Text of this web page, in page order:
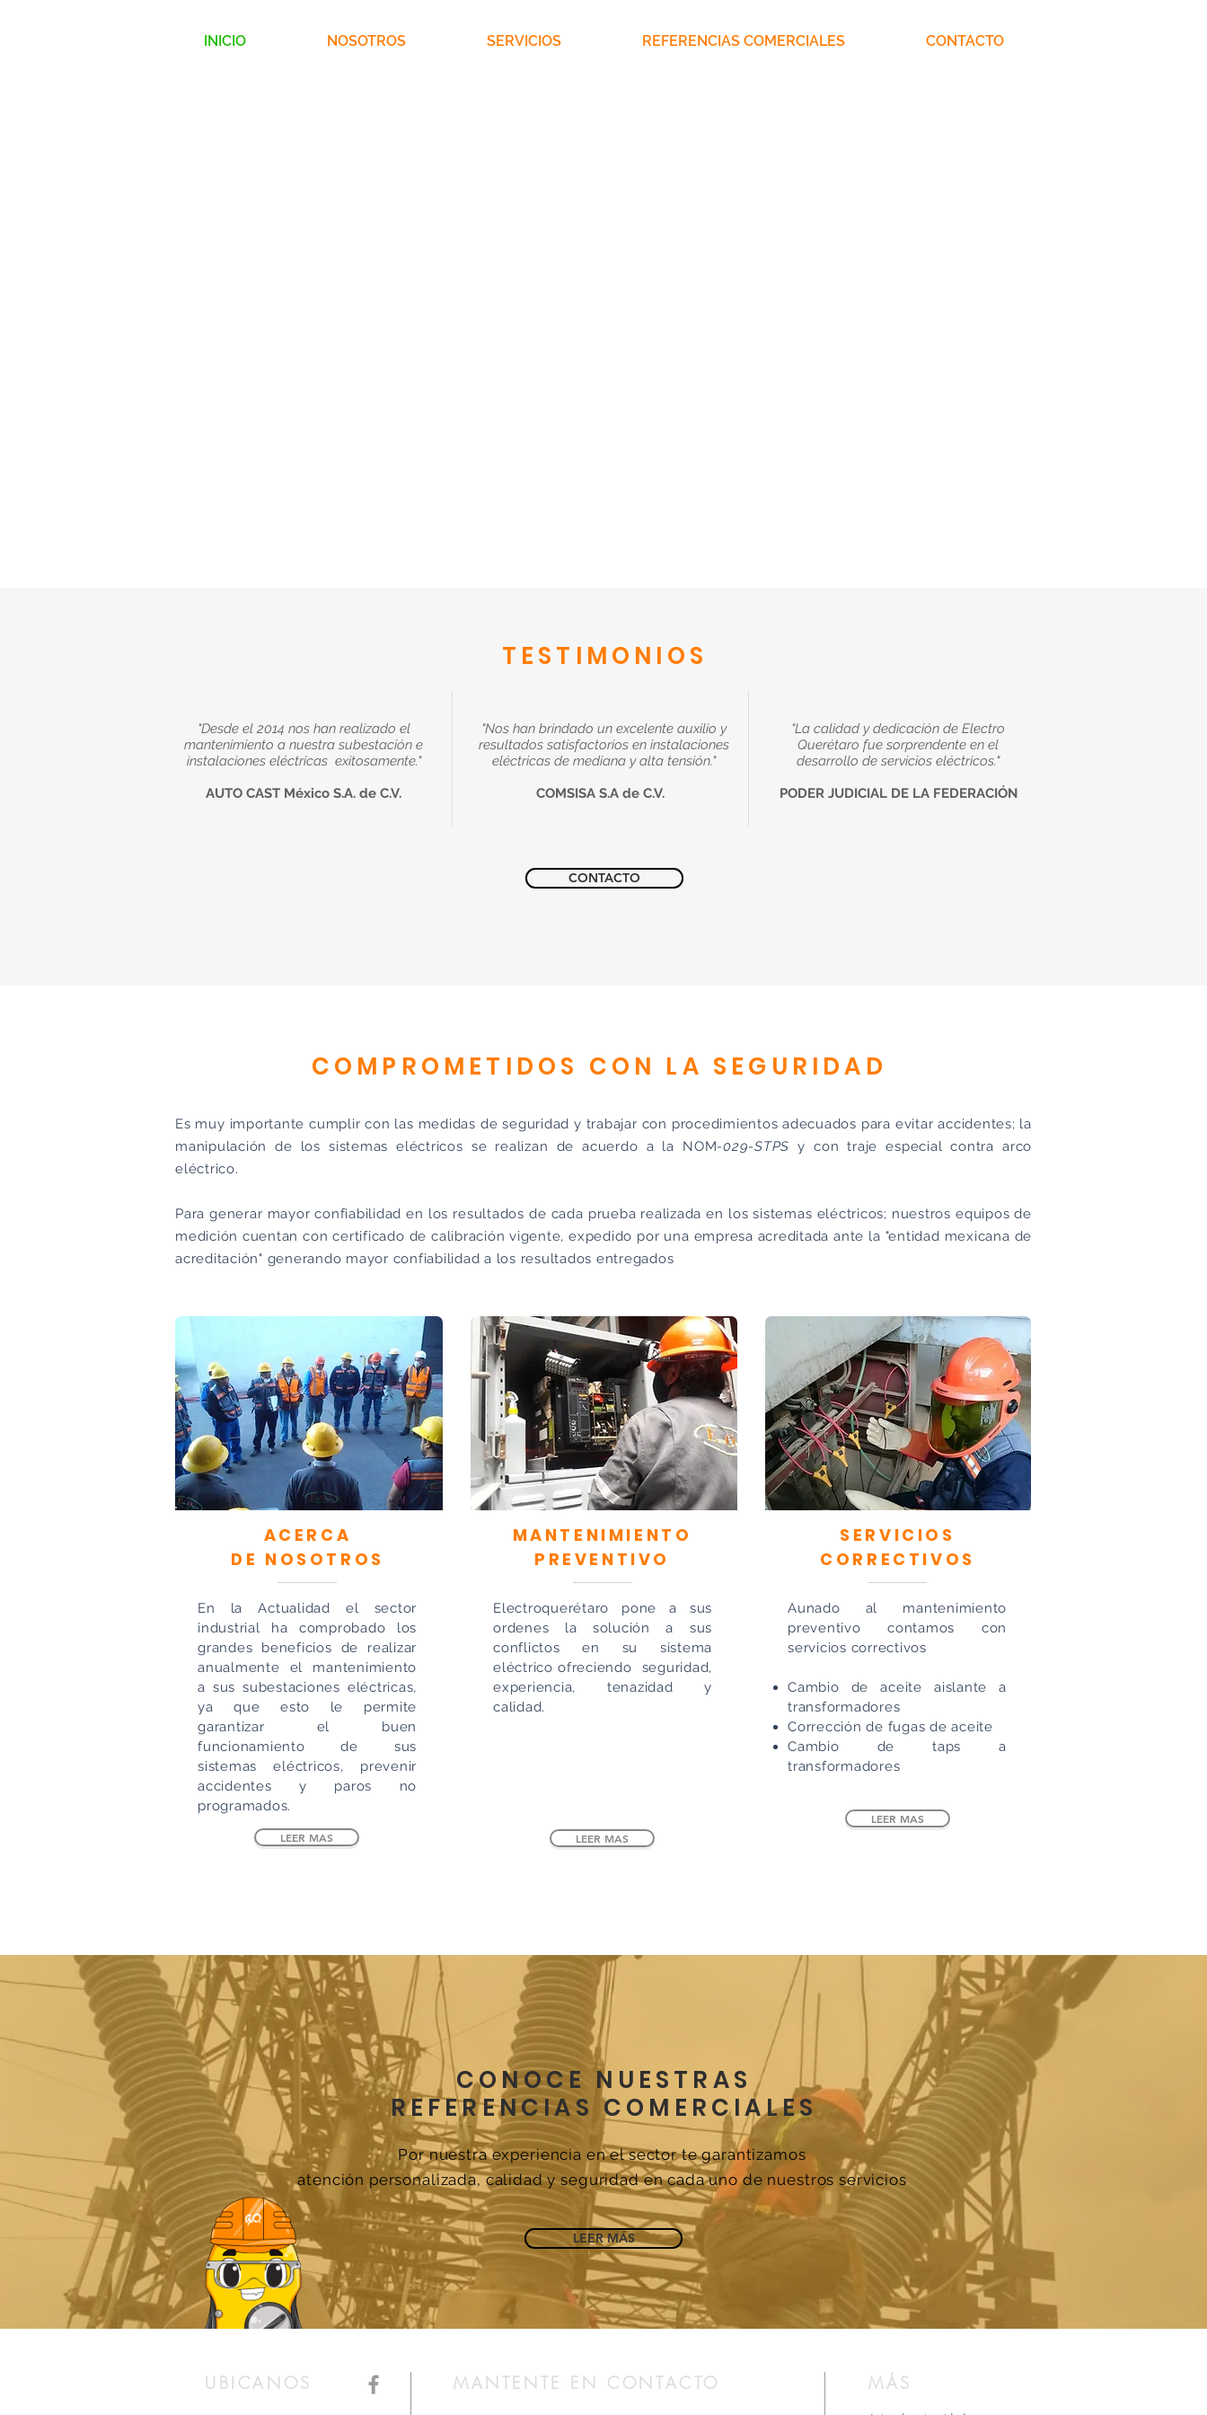
INICIO NOSOTROS SERVICIOS REFERENCIAS COMERCIALES CONTACTO
TESTIMONIOS
"Desde el 2014 nos han realizado el
mantenimiento a nuestra subestación e
instalaciones eléctricas exitosamente."
AUTO CAST México S.A. de C.V.
"Nos han brindado un excelente auxilio y
resultados satisfactorios en instalaciones
eléctricas de mediana y alta tensión."
COMSISA S.A de C.V.
"La calidad y dedicación de Electro
Querétaro fue sorprendente en el
desarrollo de servicios eléctricos."
PODER JUDICIAL DE LA FEDERACIÓN
CONTACTO
COMPROMETIDOS CON LA SEGURIDAD
Es muy importante cumplir con las medidas de seguridad y trabajar con procedimientos adecuados para evitar accidentes; la
manipulación de los sistemas eléctricos se realizan de acuerdo a la NOM-029-STPS y con traje especial contra arco
eléctrico.
Para generar mayor confiabilidad en los resultados de cada prueba realizada en los sistemas eléctricos; nuestros equipos de
medición cuentan con certificado de calibración vigente, expedido por una empresa acreditada ante la "entidad mexicana de
acreditación" generando mayor confiabilidad a los resultados entregados
ACERCA
DE NOSOTROS
En la Actualidad el sector
industrial ha comprobado los
grandes beneficios de realizar
anualmente el mantenimiento
a sus subestaciones eléctricas,
ya que esto le permite
garantizar el buen
funcionamiento de sus
sistemas eléctricos, prevenir
accidentes y paros no
programados.
LEER MAS
MANTENIMIENTO
PREVENTIVO
Electroquerétaro pone a sus
ordenes la solución a sus
conflictos en su sistema
eléctrico ofreciendo seguridad,
experiencia, tenazidad y
calidad.
LEER MAS
SERVICIOS
CORRECTIVOS
Aunado al mantenimiento
preventivo contamos con
servicios correctivos
Cambio de aceite aislante a
transformadores
Corrección de fugas de aceite
Cambio de taps a
transformadores
LEER MAS
CONOCE NUESTRAS
REFERENCIAS COMERCIALES
Por nuestra experiencia en el sector te garantizamos
atención personalizada, calidad y seguridad en cada uno de nuestros servicios
LEER MÁS
UBICANOS MANTENTE EN CONTACTO ​MÁS